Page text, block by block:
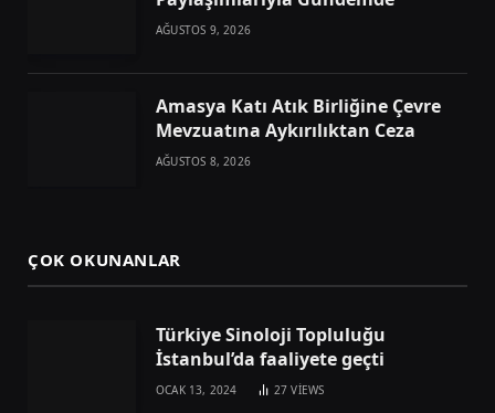
AĞUSTOS 9, 2026
Amasya Katı Atık Birliğine Çevre
Mevzuatına Aykırılıktan Ceza
AĞUSTOS 8, 2026
ÇOK OKUNANLAR
Türkiye Sinoloji Topluluğu
İstanbul’da faaliyete geçti
OCAK 13, 2024 27VIEWS